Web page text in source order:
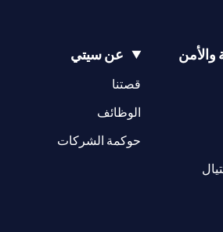
عن سيتي
قصتنا
(opens in a new tab)
الوظائف
(opens in a new tab)
حوكمة الشركات
(opens in a new tab)